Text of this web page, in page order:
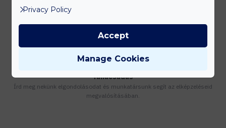
Készleten lévő termékeinket akár 24 órán belül megkaphatod!
Tanácsadás
Írd meg nekünk elgondolásodat és munkatársunk segít az elképzeléseid
megvalósításában.
Privacy Policy
Manage Cookies
Accept